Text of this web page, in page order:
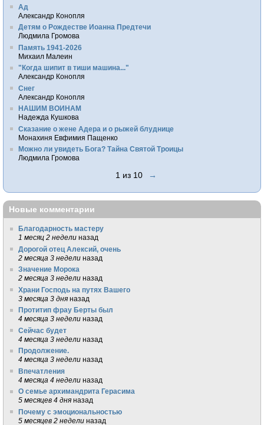
Ад
Александр Конопля
Детям о Рождестве Иоанна Предтечи
Людмила Громова
Память 1941-2026
Михаил Малеин
"Когда шипит в тиши машина..."
Александр Конопля
Снег
Александр Конопля
НАШИМ ВОИНАМ
Надежда Кушкова
Сказание о жене Адера и о рыжей блуднице
Монахиня Евфимия Пащенко
Можно ли увидеть Бога? Тайна Святой Троицы
Людмила Громова
1 из 10 →
Новые комментарии
Благодарность мастеру
1 месяц 2 недели назад
Дорогой отец Алексий, очень
2 месяца 3 недели назад
Значение Морока
2 месяца 3 недели назад
Храни Господь на путях Вашего
3 месяца 3 дня назад
Протитип фрау Берты был
4 месяца 3 недели назад
Сейчас будет
4 месяца 3 недели назад
Продолжение.
4 месяца 3 недели назад
Впечатления
4 месяца 4 недели назад
О семье архимандрита Герасима
5 месяцев 4 дня назад
Почему с эмоциональностью
5 месяцев 2 недели назад